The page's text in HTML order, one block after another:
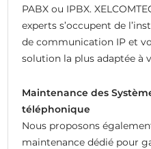
PABX ou IPBX.
experts s’occupent de
de communication IP et
solution la plus adaptée à
Maintenance des
téléphonique
Nous proposons
maintenance dédié pour